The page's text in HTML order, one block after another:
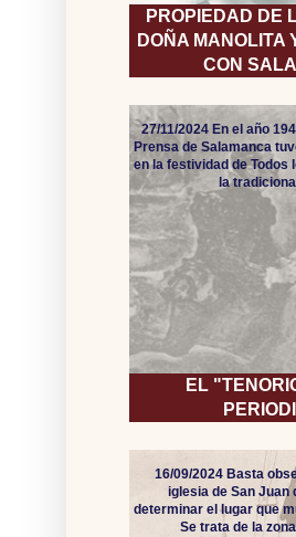
PROPIEDAD DE
DOÑA MANOLITA
CON
EL
27/11/2024 En el año
Prensa de Salamanca
en la festividad de Todos
la
16/09/2024 Basta
iglesia de San Juan
determinar el lugar que
Se trata de la